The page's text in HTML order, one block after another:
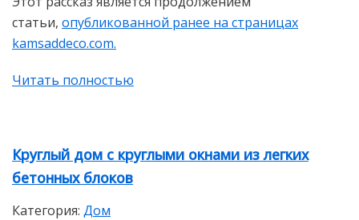
статьи, опубликованной ранее на страницах
kamsaddeco.com.
Читать полностью
Круглый дом с круглыми окнами из легких
бетонных блоков
Категория: Дом